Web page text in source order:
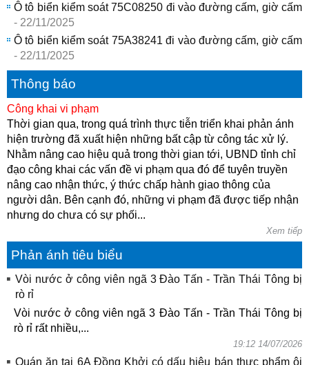
Ô tô biển kiểm soát 75C08250 đi vào đường cấm, giờ cấm
- 22/11/2025
Ô tô biển kiểm soát 75A38241 đi vào đường cấm, giờ cấm
- 22/11/2025
Thông báo
Công khai vi phạm
Thời gian qua, trong quá trình thực tiễn triển khai phản ánh
hiện trường đã xuất hiện những bất cập từ công tác xử lý.
Nhằm nâng cao hiệu quả trong thời gian tới, UBND tỉnh chỉ
đạo công khai các vấn đề vi phạm qua đó để tuyên truyền
nâng cao nhận thức, ý thức chấp hành giao thông của
người dân. Bên cạnh đó, những vi phạm đã được tiếp nhận
nhưng do chưa có sự phối...
Xem tiếp
Phản ánh tiêu biểu
Vòi nước ở công viên ngã 3 Đào Tấn - Trần Thái Tông bị
rò rỉ
Vòi nước ở công viên ngã 3 Đào Tấn - Trần Thái Tông bị
rò rỉ rất nhiều,...
19:12 14/07/2026
Quán ăn tại 6A Đồng Khởi có dấu hiệu bán thực phẩm ôi